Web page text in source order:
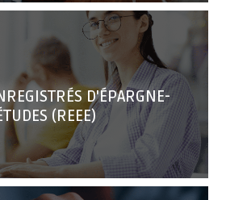
D'ÉPARGNE-
(REEE)